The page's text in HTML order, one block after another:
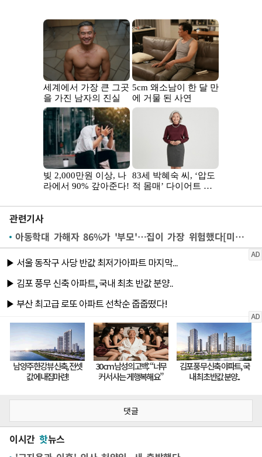
관련기사
아동학대 가해자 86%가 '부모'…집이 가장 위험했다[미래세대가 병들고 있다⑪]
댓글
이시간 핫뉴스